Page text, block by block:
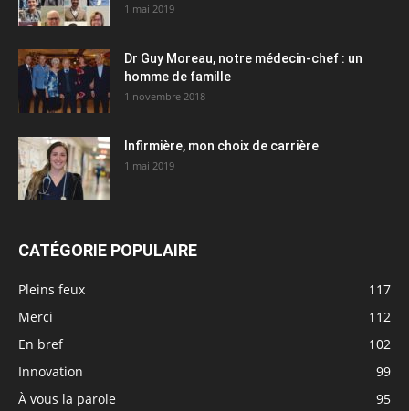
1 mai 2019
Dr Guy Moreau, notre médecin-chef : un
homme de famille
1 novembre 2018
Infirmière, mon choix de carrière
1 mai 2019
CATÉGORIE POPULAIRE
Pleins feux
117
Merci
112
En bref
102
Innovation
99
À vous la parole
95